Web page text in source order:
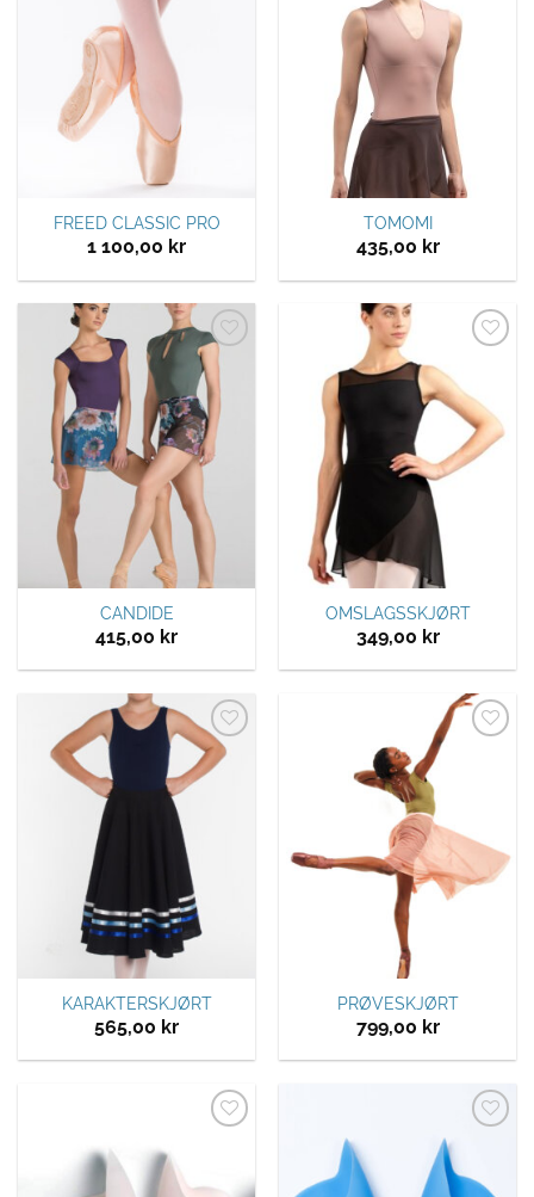
FREED CLASSIC PRO
1 100,00 kr
TOMOMI
435,00 kr
Legg til
ønskeliste
CANDIDE
415,00 kr
ønskeliste
OMSLAGSSKJØRT
349,00 kr
Legg til
ønskeliste
KARAKTERSKJØRT
565,00 kr
PRØVESKJØRT
799,00 kr
Legg til
ønskeliste